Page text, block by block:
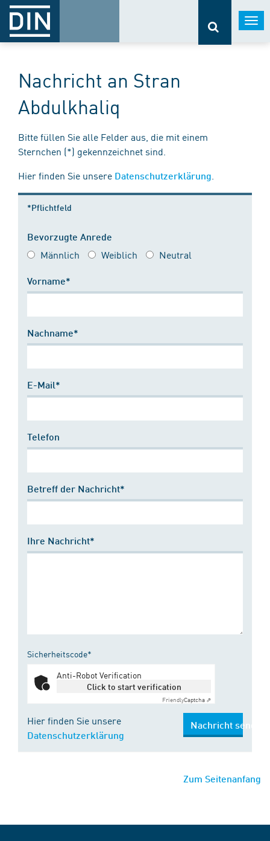
Nachricht an Stran
Abdulkhaliq
Bitte füllen Sie alle Felder aus, die mit einem
Sternchen (*) gekennzeichnet sind.
Hier finden Sie unsere Datenschutzerklärung
*Pflichtfeld
Bevorzugte Anrede
Männlich Weiblich Neutral
Vorname*
Nachname*
E-Mail*
Telefon
Betreff der Nachricht*
Ihre Nachricht*
Sicherheitscode*
Anti-Robot Verification
Click to start verification
FriendlyCaptcha ⇗
Hier finden Sie unsere
Datenschutzerklärung
Nachricht senden
Zum Seitenanfang